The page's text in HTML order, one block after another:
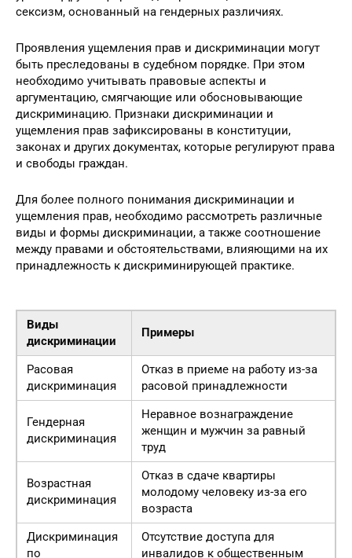
международном обществе, так и на национальном
сексизм, основанный на гендерных различиях.
Проявления ущемления прав и дискриминации могут
быть преследованы в судебном порядке. При этом
необходимо учитывать правовые аспекты и
аргументацию, смягчающие или обосновывающие
дискриминацию. Признаки дискриминации и
ущемления прав зафиксированы в конституции,
и свободы граждан.
Для более полного понимания дискриминации и
ущемления прав, необходимо рассмотреть различные
виды и формы дискриминации, а также соотношение
Виды
дискриминации
Примеры
Расовая
дискриминация
Отказ в приеме на работу из-за
расовой принадлежности
Неравное вознаграждение
женщин и мужчин за равный
труд
дискриминация
Отказ в сдаче квартиры
молодому человеку из-за его
возраста